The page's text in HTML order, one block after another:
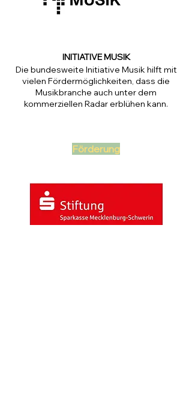
Die bundesweite Initiative Musik hilft mit
vielen Fördermöglichkeiten, dass die
Musikbranche auch unter dem
kommerziellen Radar erblühen kann.
INITIATIVE MUSIK
Förderung